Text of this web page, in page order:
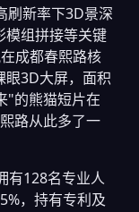
刷新率下3D景深
模组拼接等关键
成都春熙路核
眼3D大屏，面积
"的熊猫短片在
路从此多了一
有128名专业人
，持有专利及